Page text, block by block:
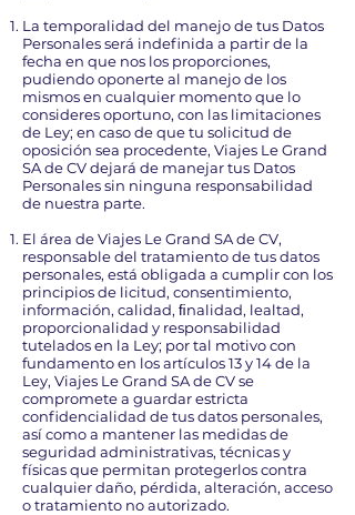
La temporalidad del manejo de tus Datos
Personales será indefinida a partir de la
fecha en que nos los proporciones,
pudiendo oponerte al manejo de los
mismos en cualquier momento que lo
consideres oportuno, con las limitaciones
de Ley; en caso de que tu solicitud de
oposición sea procedente, Viajes Le Grand
SA de CV dejará de manejar tus Datos
Personales sin ninguna responsabilidad
de nuestra parte.
El área de Viajes Le Grand SA de CV,
responsable del tratamiento de tus datos
personales, está obligada a cumplir con los
principios de licitud, consentimiento,
información, calidad, ﬁnalidad, lealtad,
proporcionalidad y responsabilidad
tutelados en la Ley; por tal motivo con
fundamento en los artículos 13 y 14 de la
Ley, Viajes Le Grand SA de CV se
compromete a guardar estricta
confidencialidad de tus datos personales,
así como a mantener las medidas de
seguridad administrativas, técnicas y
físicas que permitan protegerlos contra
cualquier daño, pérdida, alteración, acceso
o tratamiento no autorizado.